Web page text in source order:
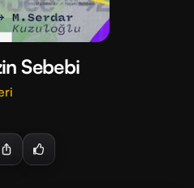
Sebebi